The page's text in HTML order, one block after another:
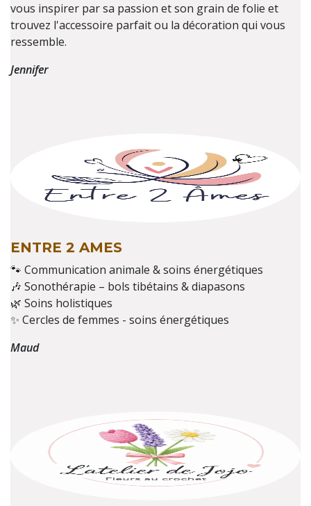
vous inspirer par sa passion et son grain de folie et
trouvez l'accessoire parfait ou la décoration qui vous
ressemble.
Jennifer
ENTRE 2 AMES
🐾 Communication animale & soins énergétiques
🎶 Sonothérapie – bols tibétains & diapasons
🌿 Soins holistiques
✨ Cercles de femmes - soins énergétiques
Maud